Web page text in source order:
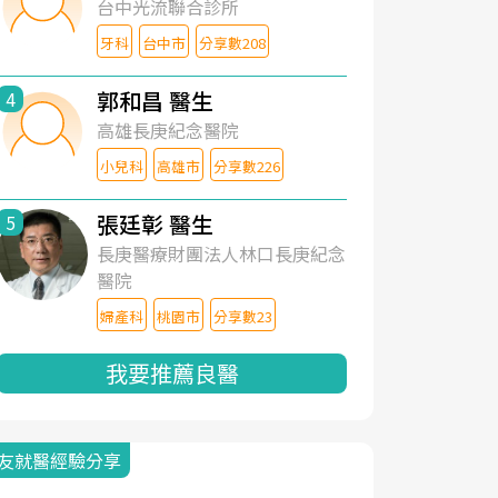
台中光流聯合診所
牙科 台中市 分享數208
4 郭和昌 醫生
高雄長庚紀念醫院
小兒科 高雄市 分享數226
5 張廷彰 醫生
長庚醫療財團法人林口長庚紀念
醫院
婦產科 桃園市 分享數23
我要推薦良醫
就醫經驗分享